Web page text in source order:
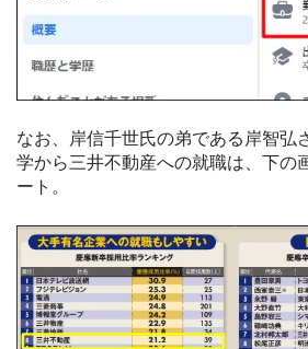
なお、岸信千世氏の弟である岸智弘
学から三井不動産への就職は、下の
ート。